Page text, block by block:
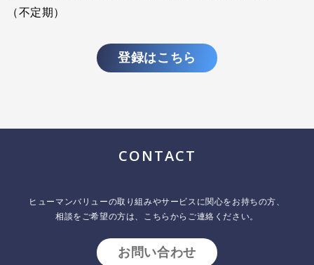
（不定期）
登録はこちら
CONTACT
ヒューマンバリューの取り組みやサービスに関心をお持ちの方、
相談をご希望の方は、こちらからご連絡ください。
お問い合わせ